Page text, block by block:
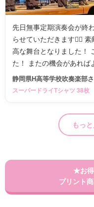
先日無事定期演奏会が終
らせていただきます🙇‍♀️ 素敵なTシャツがステージ上に映えて最
高な舞台となりました！
た！ またの機会があれば
静岡県H高等学校吹奏楽部
スーパードライTシャツ 38枚
もっ
★お
プリント